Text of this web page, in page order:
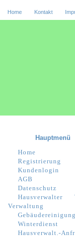
Home Kontakt
Hauptmenü
Home
Registrierung
Kundenlogin
AGB
Datenschutz
Hausverwalter
Verwaltung
Gebäudereinigung
Winterdienst
Hausverwalt.-